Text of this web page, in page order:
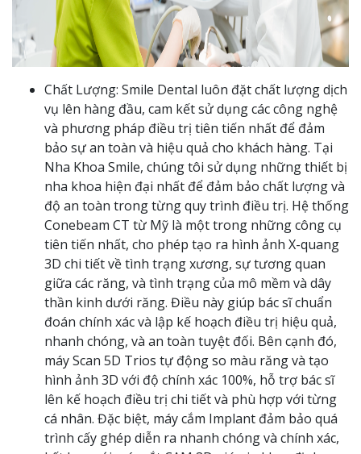
Chất Lượng: Smile Dental luôn đặt chất lượng dịch
vụ lên hàng đầu, cam kết sử dụng các công nghệ
và phương pháp điều trị tiên tiến nhất để đảm
bảo sự an toàn và hiệu quả cho khách hàng. Tại
Nha Khoa Smile, chúng tôi sử dụng những thiết bị
nha khoa hiện đại nhất để đảm bảo chất lượng và
độ an toàn trong từng quy trình điều trị. Hệ thống
Conebeam CT từ Mỹ là một trong những công cụ
tiên tiến nhất, cho phép tạo ra hình ảnh X-quang
3D chi tiết về tình trạng xương, sự tương quan
giữa các răng, và tình trạng của mô mềm và dây
thần kinh dưới răng. Điều này giúp bác sĩ chuẩn
đoán chính xác và lập kế hoạch điều trị hiệu quả,
nhanh chóng, và an toàn tuyệt đối. Bên cạnh đó,
máy Scan 5D Trios tự động so màu răng và tạo
hình ảnh 3D với độ chính xác 100%, hỗ trợ bác sĩ
lên kế hoạch điều trị chi tiết và phù hợp với từng
cá nhân. Đặc biệt, máy cắm Implant đảm bảo quá
trình cấy ghép diễn ra nhanh chóng và chính xác,